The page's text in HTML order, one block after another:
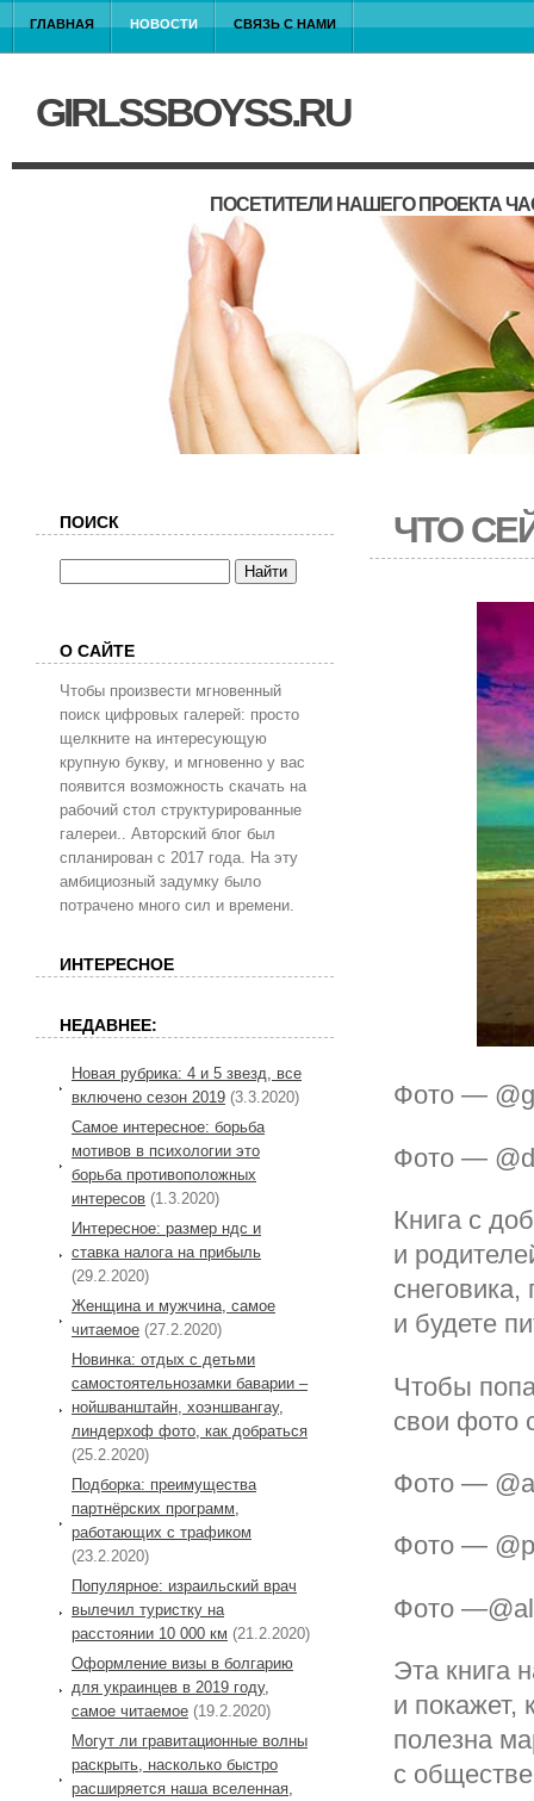
ГЛАВНАЯ НОВОСТИ СВЯЗЬ С НАМИ
GIRLSSBOYSS.RU
ПОСЕТИТЕЛИ НАШЕГО ПРОЕКТА
ЧТО
Фото —
Фото —
Книга с
и
снеговика,
и будете
Чтобы
свои фото
Фото —
Фото —
Фото
Эта книга
и покажет,
полезна
с
ПОИСК
О САЙТЕ
Чтобы произвести мгновенный
поиск цифровых галерей: просто
щелкните на интересующую
крупную букву, и мгновенно у вас
появится возможность скачать на
рабочий стол структурированные
галереи.. Авторский блог был
спланирован с 2017 года. На эту
амбициозный задумку было
потрачено много сил и времени.
ИНТЕРЕСНОЕ
НЕДАВНЕЕ:
Новая рубрика: 4 и 5 звезд, все
включено сезон 2019 (3.3.2020)
Самое интересное: борьба
мотивов в психологии это
борьба противоположных
интересов (1.3.2020)
Интересное: размер ндс и
ставка налога на прибыль
(29.2.2020)
Женщина и мужчина, самое
читаемое (27.2.2020)
Новинка: отдых с детьми
самостоятельнозамки баварии –
нойшванштайн, хоэншвангау,
линдерхоф фото, как добраться
(25.2.2020)
Подборка: преимущества
партнёрских программ,
работающих с трафиком
(23.2.2020)
Популярное: израильский врач
вылечил туристку на
расстоянии 10 000 км (21.2.2020)
Оформление визы в болгарию
для украинцев в 2019 году,
самое читаемое (19.2.2020)
Могут ли гравитационные волны
раскрыть, насколько быстро
расширяется наша вселенная,